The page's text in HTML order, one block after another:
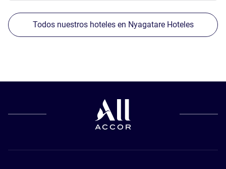
Todos nuestros hoteles en Nyagatare Hoteles